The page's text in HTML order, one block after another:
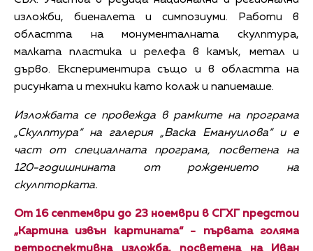
изложби, биеналета и симпозиуми. Работи в
областта на монументалната скулптура,
малката пластика и релефа в камък, метал и
дърво. Експериментира също и в областта на
рисунката и техники като колаж и папиемаше.
Изложбата се провежда в рамките на програма
„Скулптура“ на галерия „Васка Емануилова“ и е
част от специалната програма, посветена на
120-годишнината от рождението на
скулпторката.
От 16 септември до 23 ноември в СГХГ предстои
„Картина извън картината“ - първата голяма